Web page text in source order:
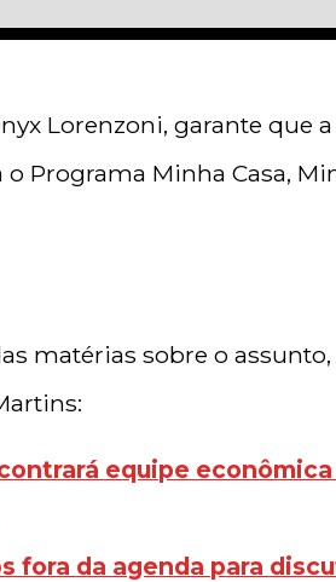
Lorenzoni, garante que
Programa Minha Casa,
matérias sobre o
equipe
da agenda para